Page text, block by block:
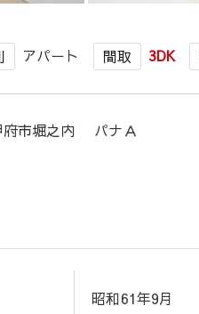
アパート 間取 3DK
府市堀之内 パナＡ
昭和61年9月